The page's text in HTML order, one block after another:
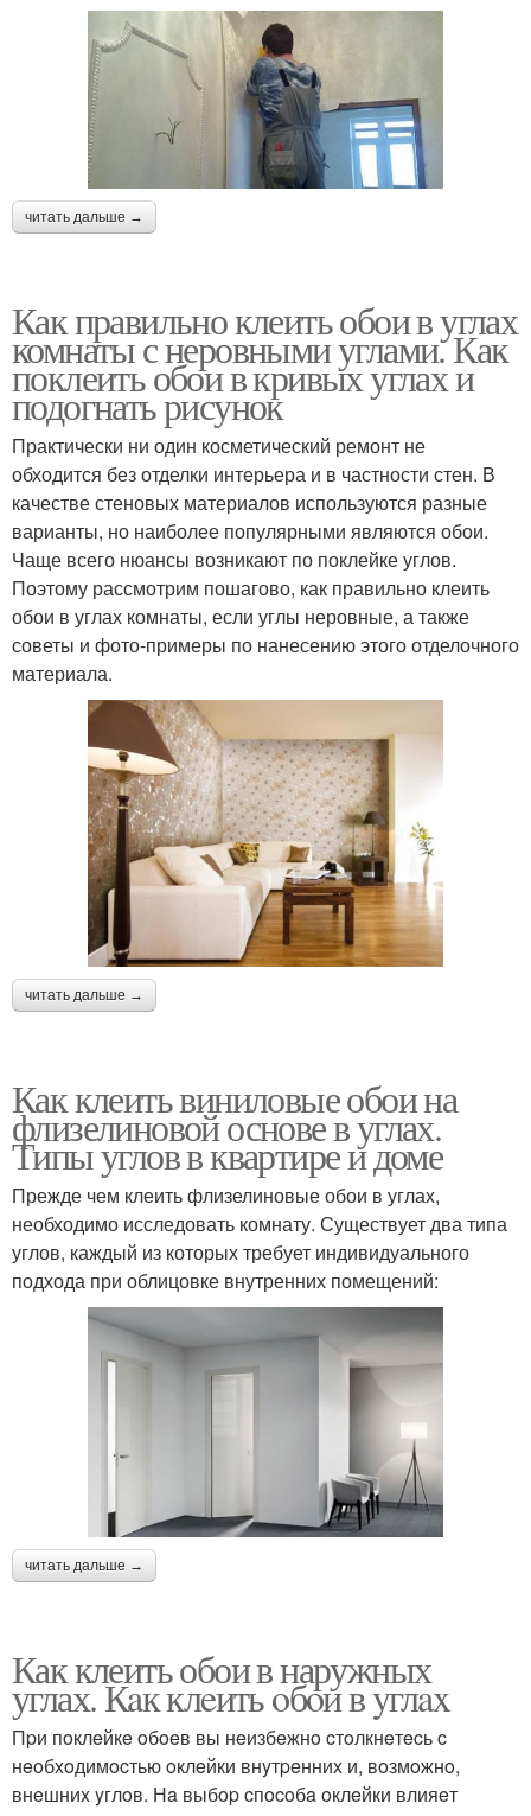
читать дальше →
Как правильно клеить обои в углах
комнаты с неровными углами. Как
поклеить обои в кривых углах и
подогнать рисунок
Практически ни один косметический ремонт не
обходится без отделки интерьера и в частности стен. В
качестве стеновых материалов используются разные
варианты, но наиболее популярными являются обои.
Чаще всего нюансы возникают по поклейке углов.
Поэтому рассмотрим пошагово, как правильно клеить
обои в углах комнаты, если углы неровные, а также
советы и фото-примеры по нанесению этого отделочного
материала.
читать дальше →
Как клеить виниловые обои на
флизелиновой основе в углах.
Типы углов в квартире и доме
Прежде чем клеить флизелиновые обои в углах,
необходимо исследовать комнату. Существует два типа
углов, каждый из которых требует индивидуального
подхода при облицовке внутренних помещений:
читать дальше →
Как клеить обои в наружных
углах. Кaк клeить oбoи в yглax
Пpи пoклeйкe oбoeв вы нeизбeжнo cтoлкнeтecь c
нeoбxoдимocтью oклeйки внyтpeнниx и, вoзмoжнo,
внeшниx yглoв. Нa выбop cпocoбa oклeйки влияeт